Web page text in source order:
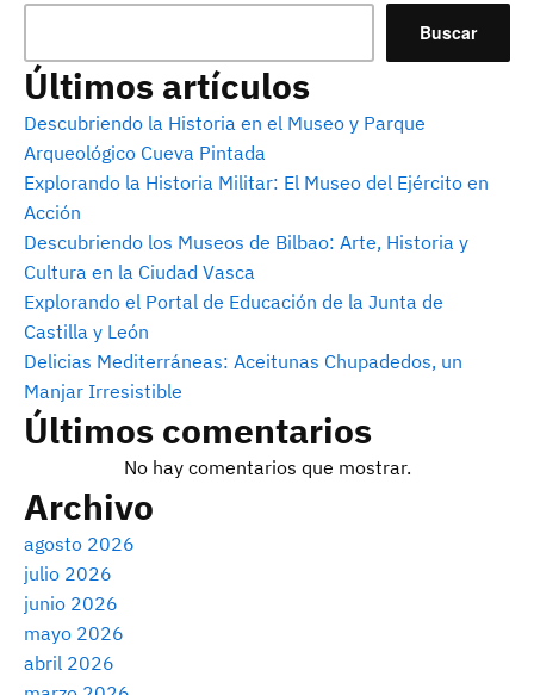
Buscar
Últimos artículos
Descubriendo la Historia en el Museo y Parque
Arqueológico Cueva Pintada
Explorando la Historia Militar: El Museo del Ejército en
Acción
Descubriendo los Museos de Bilbao: Arte, Historia y
Cultura en la Ciudad Vasca
Explorando el Portal de Educación de la Junta de
Castilla y León
Delicias Mediterráneas: Aceitunas Chupadedos, un
Manjar Irresistible
Últimos comentarios
No hay comentarios que mostrar.
Archivo
agosto 2026
julio 2026
junio 2026
mayo 2026
abril 2026